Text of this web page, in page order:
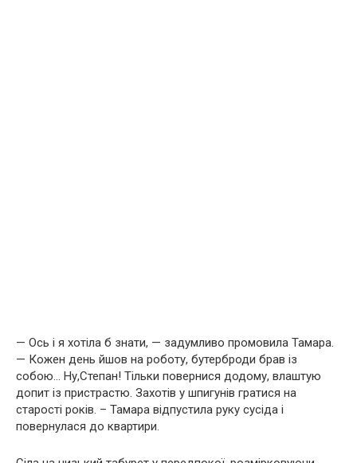
— Ось і я хотіла б знати, — задумливо промовила Тамара.
— Кожен день йшов на роботу, бутерброди брав із
собою… Ну,Степан! Тільки повернися додому, влаштую
допит із пристрастю. Захотів у шпигунів гратися на
старості років. – Тамара відпустила руку сусіда і
повернулася до квартири.